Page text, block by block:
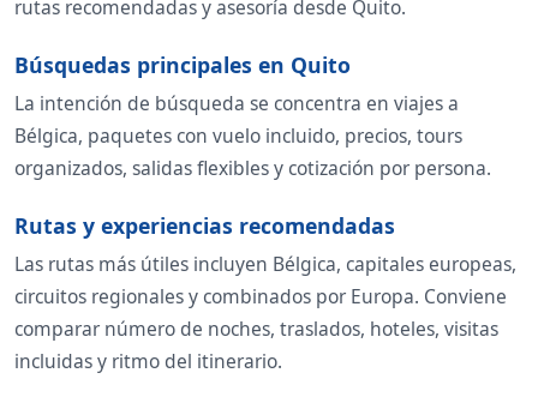
rutas recomendadas y asesoría desde Quito.
Búsquedas principales en Quito
La intención de búsqueda se concentra en viajes a
Bélgica, paquetes con vuelo incluido, precios, tours
organizados, salidas flexibles y cotización por persona.
Rutas y experiencias recomendadas
Las rutas más útiles incluyen Bélgica, capitales europeas,
circuitos regionales y combinados por Europa. Conviene
comparar número de noches, traslados, hoteles, visitas
incluidas y ritmo del itinerario.